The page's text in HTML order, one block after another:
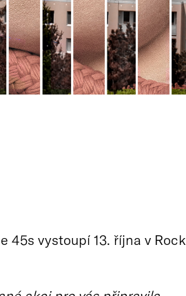
45s vystoupí 13. října v Rock